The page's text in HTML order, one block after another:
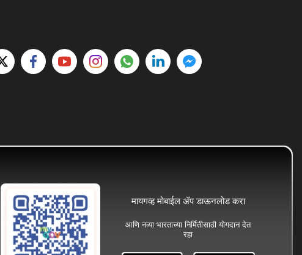
मायगव्ह मोबाईल ॲप डाऊनलोड करा
आणि नव्या भारताच्या निर्मितीसाठी योगदान देत
रहा